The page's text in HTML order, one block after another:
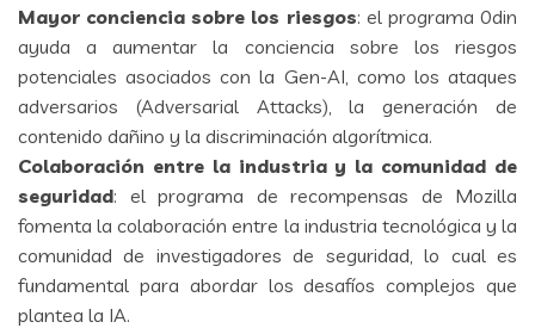
Mayor conciencia sobre los riesgos: el programa 0din
ayuda a aumentar la conciencia sobre los riesgos
potenciales asociados con la Gen-AI, como los ataques
adversarios (Adversarial Attacks), la generación de
contenido dañino y la discriminación algorítmica.
Colaboración entre la industria y la comunidad de
seguridad: el programa de recompensas de Mozilla
fomenta la colaboración entre la industria tecnológica y la
comunidad de investigadores de seguridad, lo cual es
fundamental para abordar los desafíos complejos que
plantea la IA.